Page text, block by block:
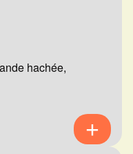
hachée,